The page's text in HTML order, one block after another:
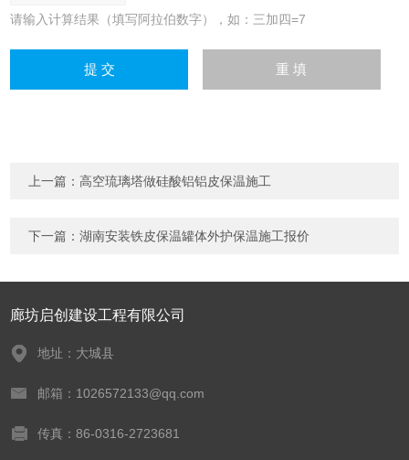
请输入计算结果（填写阿拉伯数字），如：三加四=7
上一篇：高空琉璃塔做硅酸铝铝皮保温施工
下一篇：湖南安装铁皮保温罐体外护保温施工报价
廊坊启创建设工程有限公司
地址：大城县
邮箱：1026572133@qq.com
传真：86-0316-2723681